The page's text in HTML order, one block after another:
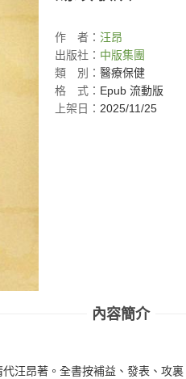
作 者： 汪昂
出版社： 中版集團
類
別： 醫療保健
格
式： Epub 流動版
上架日： 2025/11/25
內容簡介
代汪昂著。全書按補益、發表、攻